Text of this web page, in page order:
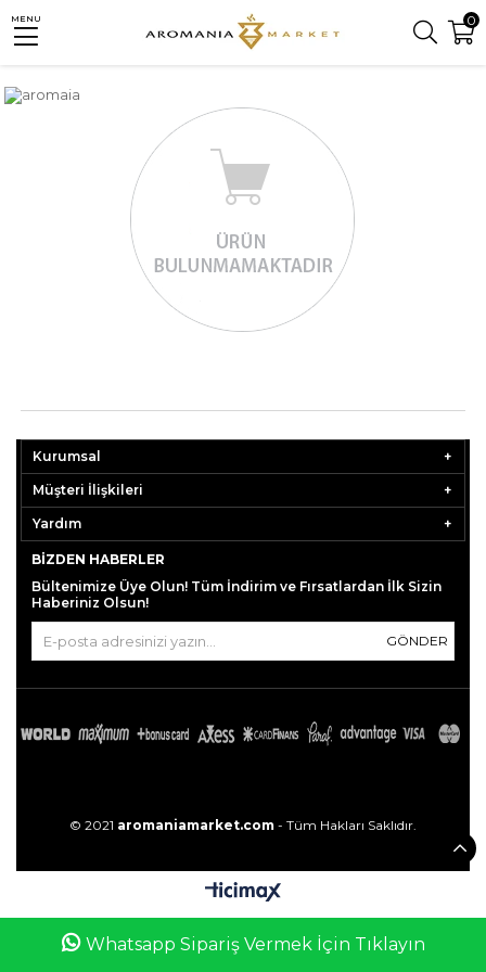
MENU 0
Kurumsal
Müşteri İlişkileri
Yardım
BIZDEN HABERLER
Bültenimize Üye Olun! Tüm İndirim ve Fırsatlardan İlk Sizin
Haberiniz Olsun!
GÖNDER
© 2021 aromaniamarket.com - Tüm Hakları Saklıdır.
Whatsapp Sipariş Vermek İçin Tıklayın
Favorilerim Sepetim Üye Girişi